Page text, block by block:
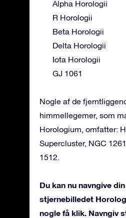
Alpha Horologii
R Horologii
Beta Horologii
Delta Horologii
Iota Horologii
GJ 1061
Nogle af de
himmellegemer, som
Horologium, omfatter:
Supercluster, NGC
1512.
Du kan nu navngive
stjernebilledet
nogle få klik. Navngiv